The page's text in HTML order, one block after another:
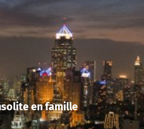
en famille